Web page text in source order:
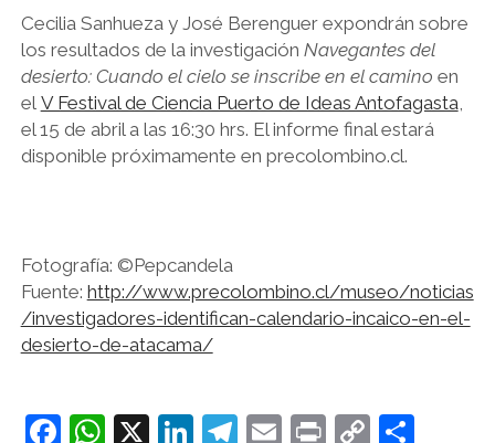
Cecilia Sanhueza y José Berenguer expondrán sobre
los resultados de la investigación Navegantes del
desierto: Cuando el cielo se inscribe en el camino en
el V Festival de Ciencia Puerto de Ideas Antofagasta,
el 15 de abril a las 16:30 hrs. El informe final estará
disponible próximamente en precolombino.cl.
Fotografía: ©Pepcandela
Fuente: http://www.precolombino.cl/museo/noticias
/investigadores-identifican-calendario-incaico-en-el-
desierto-de-atacama/
F WX Li T E Pr C C